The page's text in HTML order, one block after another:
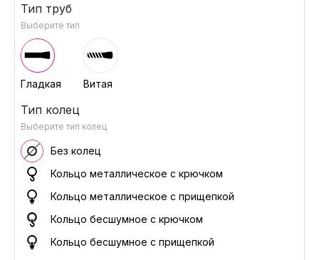
Тип труб
Выберите тип
Гладкая Витая
Тип колец
Выберите тип колец
Без колец
Кольцо металлическое с крючком
Кольцо металлическое с прищепкой
Кольцо бесшумное с крючком
Кольцо бесшумное с прищепкой